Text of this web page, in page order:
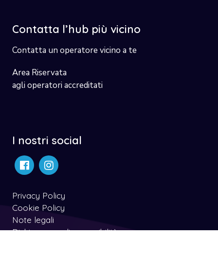
Contatta l’hub più vicino
Contatta un operatore vicino a te
Area Riservata
agli operatori accreditati
I nostri social
Privacy Policy
Cookie Policy
Note legali
Dichiarazone di accessibilità